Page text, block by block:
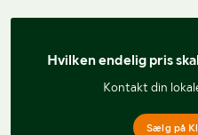
Hvilken endelig pris
Kontakt din
Sælg på